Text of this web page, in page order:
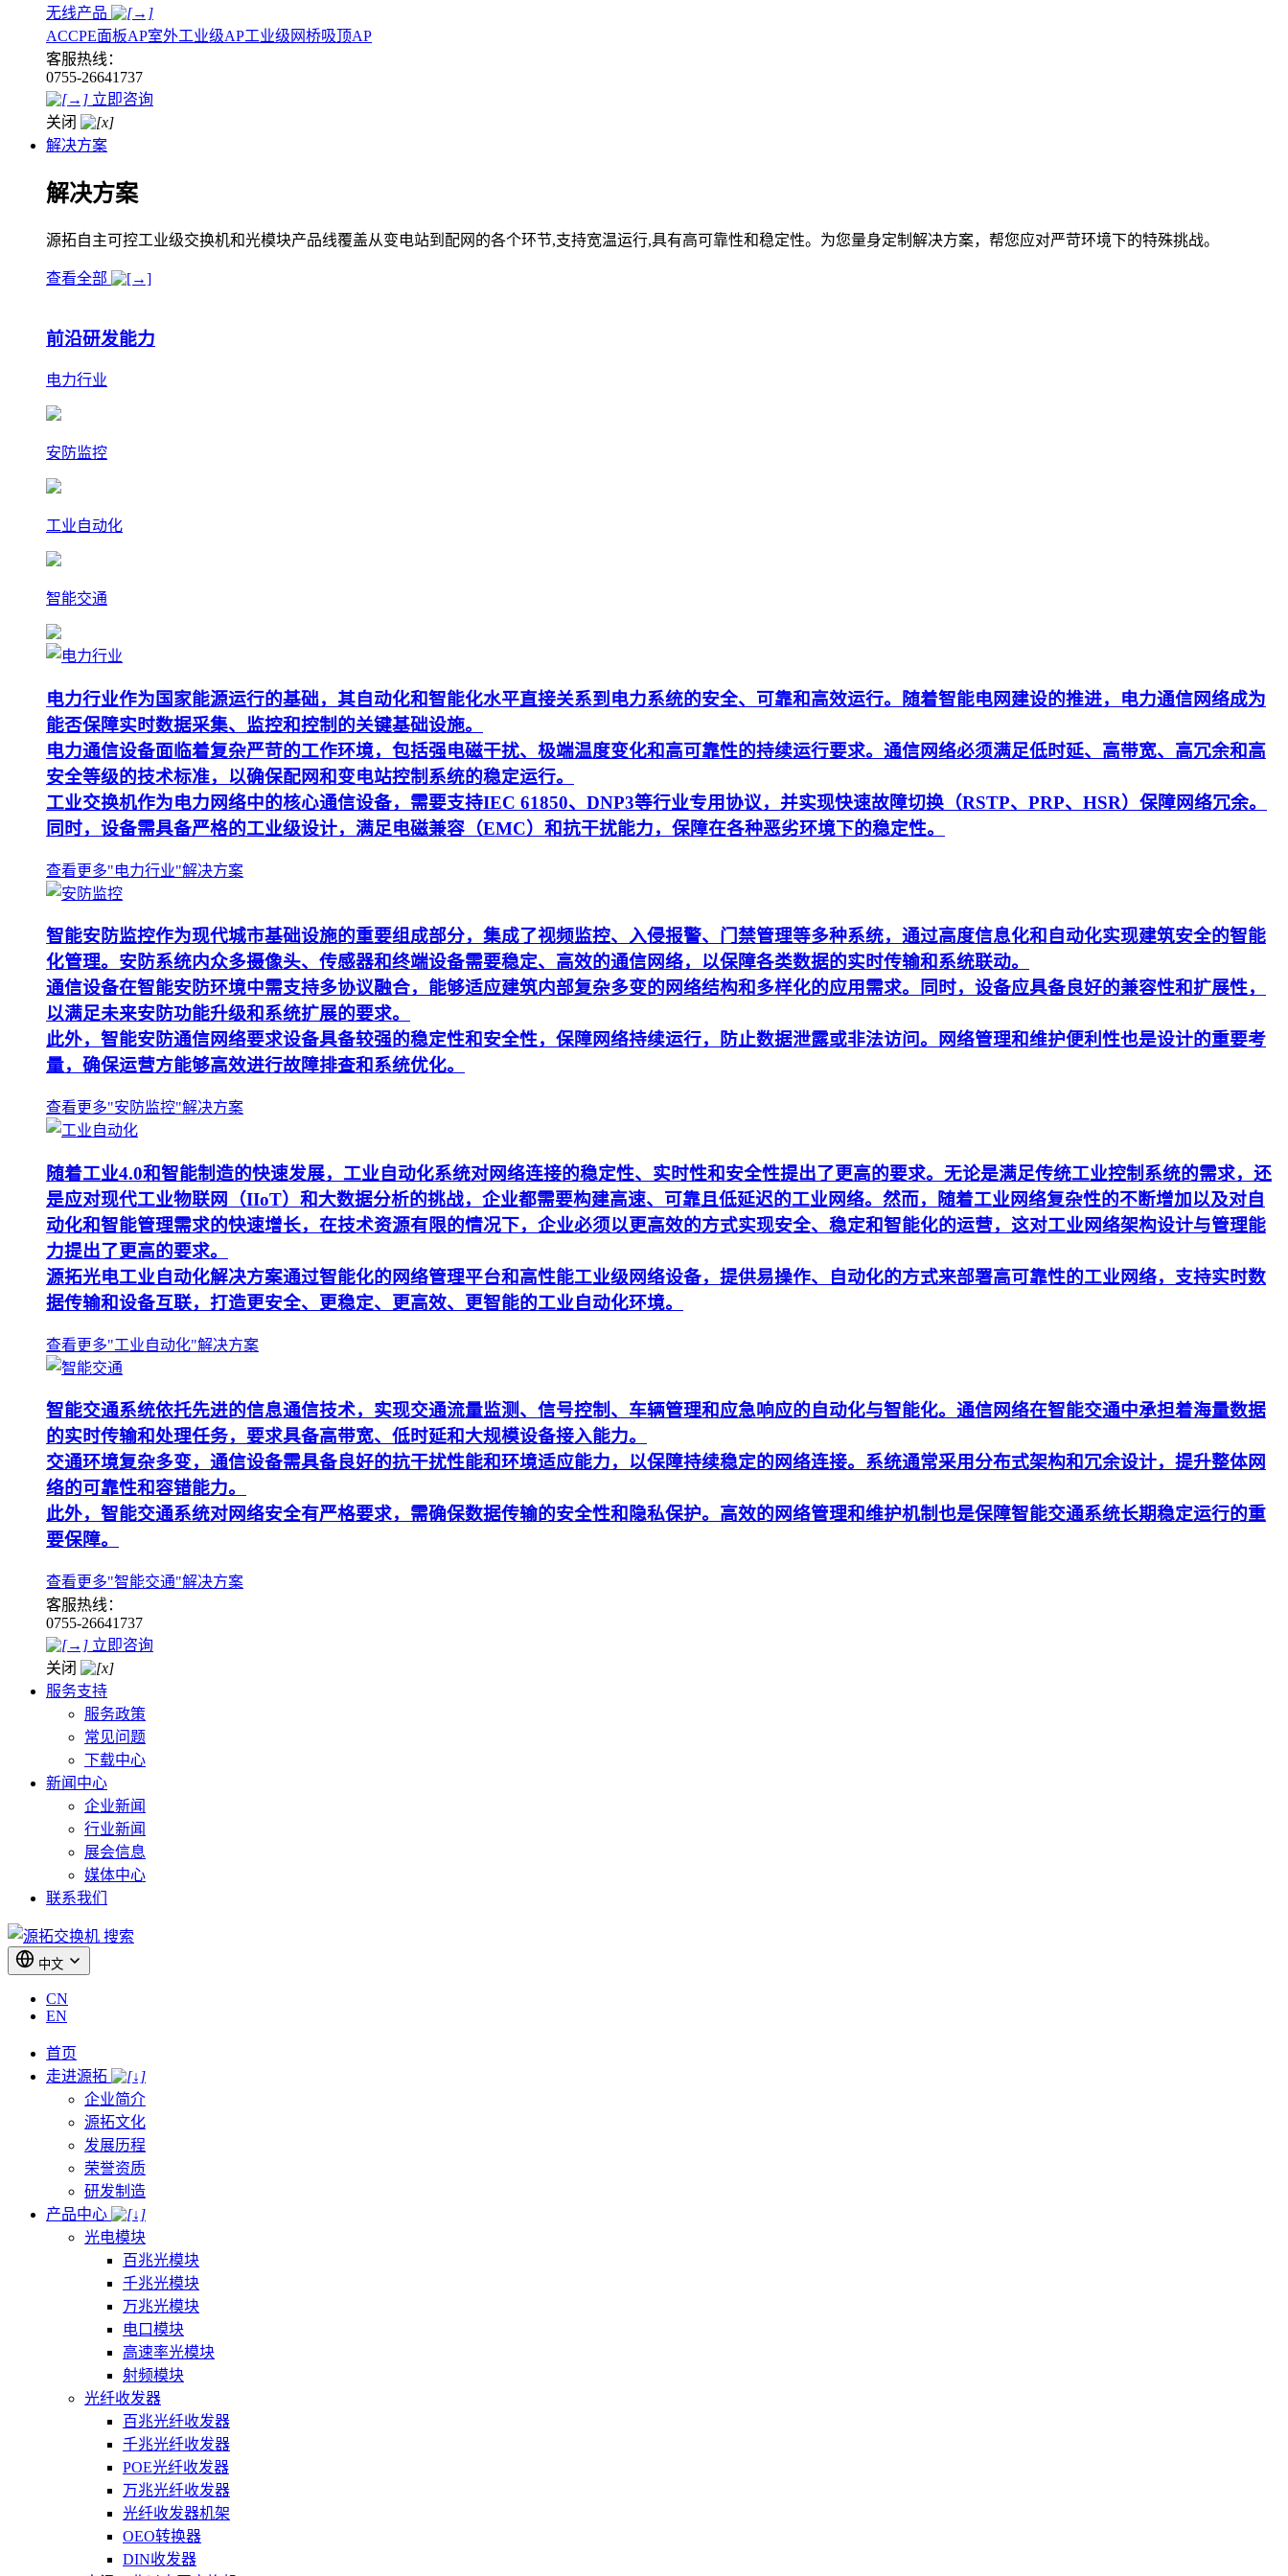
无线产品
ACCPE面板AP室外工业级AP工业级网桥吸顶AP
客服热线：
0755-26641737
立即咨询
关闭
解决方案
解决方案
源拓自主可控工业级交换机和光模块产品线覆盖从变电站到配网的各个环节,支持宽温运行,具有高可靠性和稳定性。为您量身定制解决方案，帮您应对严苛环境下的特殊挑战。
查看全部
前沿研发能力
电力行业
安防监控
工业自动化
智能交通
电力行业作为国家能源运行的基础，其自动化和智能化水平直接关系到电力系统的安全、可靠和高效运行。随着智能电网建设的推进，电力通信网络成为
能否保障实时数据采集、监控和控制的关键基础设施。
电力通信设备面临着复杂严苛的工作环境，包括强电磁干扰、极端温度变化和高可靠性的持续运行要求。通信网络必须满足低时延、高带宽、高冗余和高
安全等级的技术标准，以确保配网和变电站控制系统的稳定运行。
工业交换机作为电力网络中的核心通信设备，需要支持IEC 61850、DNP3等行业专用协议，并实现快速故障切换（RSTP、PRP、HSR）保障网络冗余。
同时，设备需具备严格的工业级设计，满足电磁兼容（EMC）和抗干扰能力，保障在各种恶劣环境下的稳定性。
查看更多"电力行业"解决方案
智能安防监控作为现代城市基础设施的重要组成部分，集成了视频监控、入侵报警、门禁管理等多种系统，通过高度信息化和自动化实现建筑安全的智能
化管理。安防系统内众多摄像头、传感器和终端设备需要稳定、高效的通信网络，以保障各类数据的实时传输和系统联动。
通信设备在智能安防环境中需支持多协议融合，能够适应建筑内部复杂多变的网络结构和多样化的应用需求。同时，设备应具备良好的兼容性和扩展性，
以满足未来安防功能升级和系统扩展的要求。
此外，智能安防通信网络要求设备具备较强的稳定性和安全性，保障网络持续运行，防止数据泄露或非法访问。网络管理和维护便利性也是设计的重要考
量，确保运营方能够高效进行故障排查和系统优化。
查看更多"安防监控"解决方案
随着工业4.0和智能制造的快速发展，工业自动化系统对网络连接的稳定性、实时性和安全性提出了更高的要求。无论是满足传统工业控制系统的需求，还
是应对现代工业物联网（IIoT）和大数据分析的挑战，企业都需要构建高速、可靠且低延迟的工业网络。然而，随着工业网络复杂性的不断增加以及对自
动化和智能管理需求的快速增长，在技术资源有限的情况下，企业必须以更高效的方式实现安全、稳定和智能化的运营，这对工业网络架构设计与管理能
力提出了更高的要求。
源拓光电工业自动化解决方案通过智能化的网络管理平台和高性能工业级网络设备，提供易操作、自动化的方式来部署高可靠性的工业网络，支持实时数
据传输和设备互联，打造更安全、更稳定、更高效、更智能的工业自动化环境。
查看更多"工业自动化"解决方案
智能交通系统依托先进的信息通信技术，实现交通流量监测、信号控制、车辆管理和应急响应的自动化与智能化。通信网络在智能交通中承担着海量数据
的实时传输和处理任务，要求具备高带宽、低时延和大规模设备接入能力。
交通环境复杂多变，通信设备需具备良好的抗干扰性能和环境适应能力，以保障持续稳定的网络连接。系统通常采用分布式架构和冗余设计，提升整体网
络的可靠性和容错能力。
此外，智能交通系统对网络安全有严格要求，需确保数据传输的安全性和隐私保护。高效的网络管理和维护机制也是保障智能交通系统长期稳定运行的重
要保障。
查看更多"智能交通"解决方案
客服热线：
0755-26641737
立即咨询
关闭
服务支持
服务政策
常见问题
下载中心
新闻中心
企业新闻
行业新闻
展会信息
媒体中心
联系我们
搜索
中文
CN
EN
首页
走进源拓
企业简介
源拓文化
发展历程
荣誉资质
研发制造
产品中心
光电模块
百兆光模块
千兆光模块
万兆光模块
电口模块
高速率光模块
射频模块
光纤收发器
百兆光纤收发器
千兆光纤收发器
POE光纤收发器
万兆光纤收发器
光纤收发器机架
OEO转换器
DIN收发器